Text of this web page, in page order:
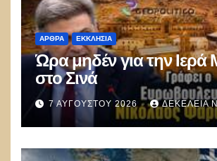
ΑΡΘΡΑ ΕΚΚΛΗΣΊΑ
Ώρα μηδέν για την Ιερά
στο Σινά
7 ΑΥΓΟΎΣΤΟΥ 2026 ΔΕΚΈΛΕΙΑ